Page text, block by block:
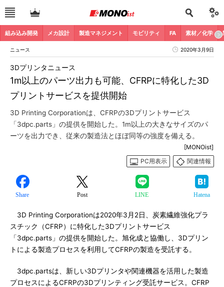
組み込み開発 メカ設計 製造マネジメント モビリティ FA 素材／化学
ニュース 2020年3月9日
1m以上のパーツ出力も可能、CFRPに特化した3D
プリントサービスを提供開始
3Dプリンタニュース
3D Printing Corporationは、CFRPの3Dプリントサービス
「3dpc.parts」の提供を開始した。1m以上の大きなサイズのパ
ーツを出力でき、従来の製造法とほぼ同等の強度を備える。
[MONOist]
PC用表示
関連情報
Share Post LINE Hatena
3D Printing Corporationは2020年3月2日、炭素繊維強化プラ
スチック（CFRP）に特化した3Dプリントサービス
「3dpc.parts」の提供を開始した。旭化成と協働し、3Dプリン
トによる製造プロセスを利用してCFRPの製造を受託する。
3dpc.partsは、新しい3Dプリンタや関連機器を活用した製造
プロセスによるCFRPの3Dプリンティング受託サービス。CFRP